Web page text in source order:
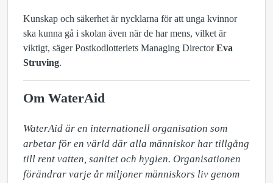
Kunskap och säkerhet är nycklarna för att unga kvinnor
ska kunna gå i skolan även när de har mens, vilket är
viktigt, säger Postkodlotteriets Managing DirectorEva
Struving.
Om WaterAid
WaterAid är en internationell organisation som
arbetar för en värld där alla människor har tillgång
till rent vatten, sanitet och hygien. Organisationen
förändrar varje år miljoner människors liv genom